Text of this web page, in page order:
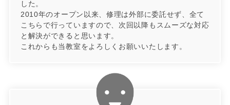
した。
2010年のオープン以来、修理は外部に委託せず、全て
こちらで行っていますので、次回以降もスムーズな対応
と解決ができると思います。
これからも当教室をよろしくお願いいたします。